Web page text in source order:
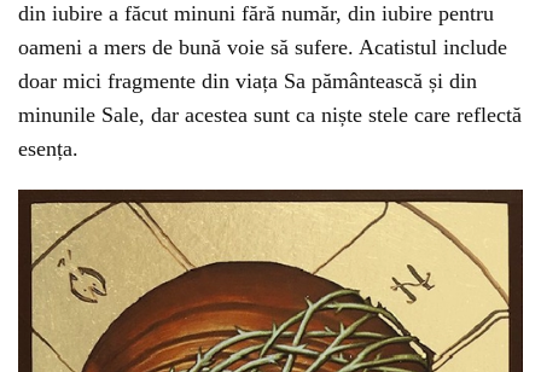
din iubire a făcut minuni fără număr, din iubire pentru
oameni a mers de bună voie să sufere. Acatistul include
doar mici fragmente din viața Sa pământească și din
minunile Sale, dar acestea sunt ca niște stele care reflectă
esența.